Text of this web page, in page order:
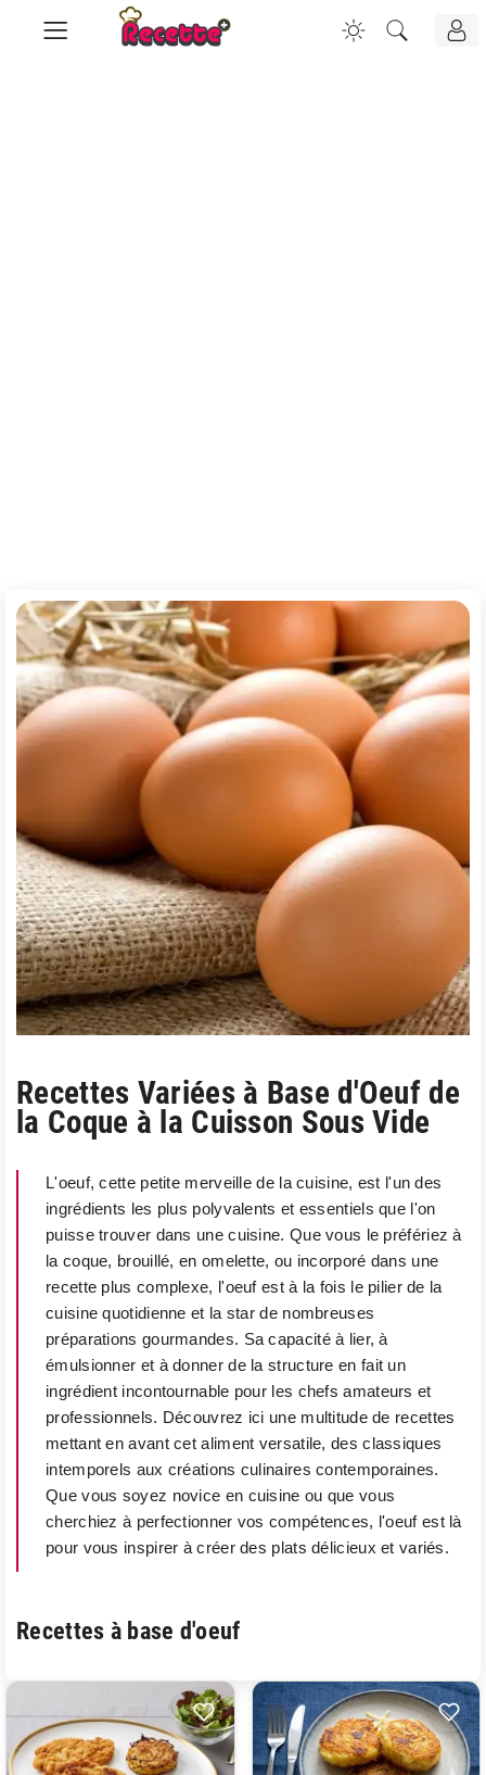
Recettes Variées à Base d'Oeuf de
la Coque à la Cuisson Sous Vide
L'oeuf, cette petite merveille de la cuisine, est l'un des
ingrédients les plus polyvalents et essentiels que l'on
puisse trouver dans une cuisine. Que vous le préfériez à
la coque, brouillé, en omelette, ou incorporé dans une
recette plus complexe, l'oeuf est à la fois le pilier de la
cuisine quotidienne et la star de nombreuses
préparations gourmandes. Sa capacité à lier, à
émulsionner et à donner de la structure en fait un
ingrédient incontournable pour les chefs amateurs et
professionnels. Découvrez ici une multitude de recettes
mettant en avant cet aliment versatile, des classiques
intemporels aux créations culinaires contemporaines.
Que vous soyez novice en cuisine ou que vous
cherchiez à perfectionner vos compétences, l'oeuf est là
pour vous inspirer à créer des plats délicieux et variés.
Recettes à base d'oeuf